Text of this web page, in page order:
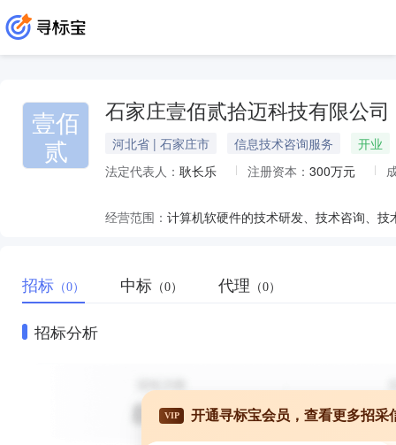
壹佰
贰
石家庄壹佰贰拾迈科技有限公司
河北省 | 石家庄市 信息技术咨询服务
开业
法定代表人： 耿长乐 注册资本： 300万元
经营范围：
招标 （0） 中标 （0） 代理 （0）
招标分析
VIP 开通寻标宝会员，查看更多招采